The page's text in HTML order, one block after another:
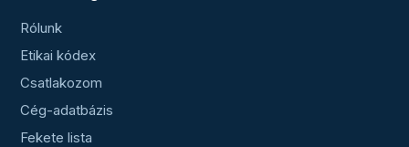
Rólunk
Etikai kódex
Csatlakozom
Cég-adatbázis
Fekete lista